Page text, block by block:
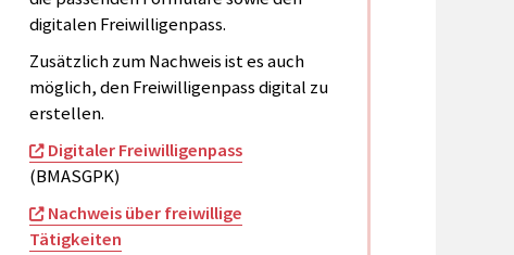
digitalen Freiwilligenpass.
Zusätzlich zum Nachweis ist es auch
möglich, den Freiwilligenpass digital zu
erstellen.
Digitaler Freiwilligenpass
(BMASGPK)
Nachweis über freiwillige
Tätigkeiten